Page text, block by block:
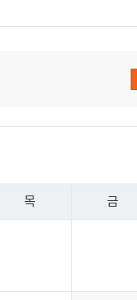
목 금